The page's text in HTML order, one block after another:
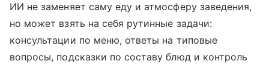
ИИ не заменяет саму еду и атмосферу заведения,
но может взять на себя рутинные задачи:
консультации по меню, ответы на типовые
вопросы, подсказки по составу блюд и контроль